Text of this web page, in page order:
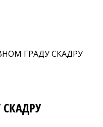
ГРАДУ СКАДРУ